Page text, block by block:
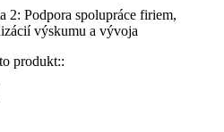
2: Podpora spolupráce firiem,
výskumu a vývoja
produkt::